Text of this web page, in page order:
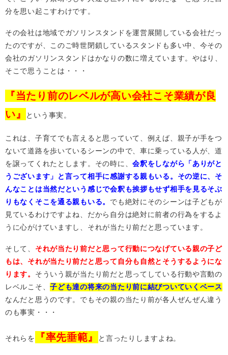
分を思い起こすわけです。
その会社は地域でガソリンスタンドを運営展開している会社だっ
たのですが、このご時世閉鎖しているスタンドも多い中、今その
会社のガソリンスタンドはかなりの数に増えています。やはり、
そこで思うことは・・・
『当たり前のレベルが高い会社こそ業績が良
い』
という事実。
これは、子育てでも言えると思っていて、例えば、親子が手をつ
ないて道路を歩いているシーンの中で、車に乗っている人が、道
を譲ってくれたとします。その時に、会釈をしながら「ありがと
うございます」と言って相手に感謝する親もいる。その逆に、そ
んなことは当然だという感じで会釈も挨拶もせず相手を見るそぶ
りもなくそこを通る親もいる。 でも絶対にそのシーンは子どもが
見ているわけですよね、だから自分は絶対に前者の行為をするよ
うに心がけていますし、それが当たり前だと思っています。
そして、 それが当たり前だと思って行動につなげている親の子ど
もは、それが当たり前だと思って自分も自然とそうするようにな
ります。 そういう親が当たり前だと思ってしている行動や言動の
レベルこそ、子ども達の将来の当たり前に結びついていくベース
なんだと思うのです。でもその親の当たり前が各人ぜんぜん違う
のも事実・・・
それらを 『率先垂範』 と言ったりしますよね。